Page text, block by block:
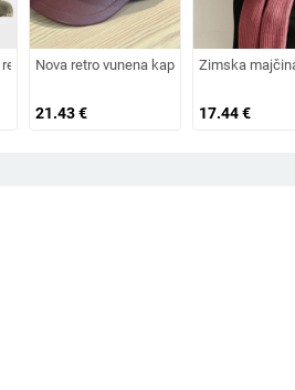
pleteni šešir za sunce, šešir za odmor na
baršunasti osmerokutni šešir za
Nova retro vunena kapa od umjetnog
21.43€
Zimska
17.44€